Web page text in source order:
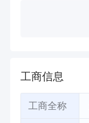
工商信息
工商全称